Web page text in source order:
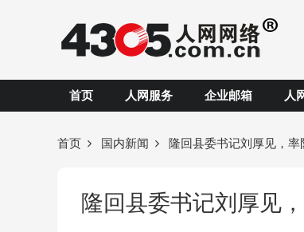
首页 人网服务 企业邮箱 人
首页 国内新闻 隆回县委书记刘厚见，
隆回县委书记刘厚见